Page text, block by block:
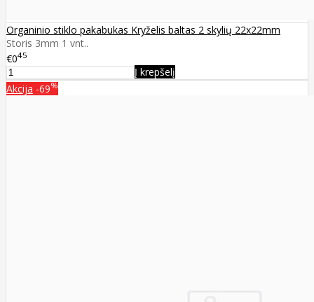
Organinio stiklo pakabukas Kryželis baltas 2 skylių 22x22mm
Storis 3mm 1 vnt..
€045
Į krepšelį
Akcija -69%